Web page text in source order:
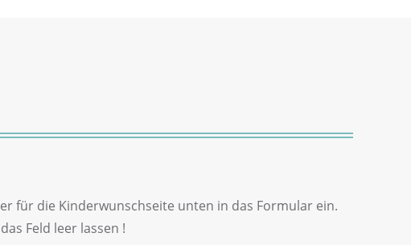
für die Kinderwunschseite unten in das Formular ein.
Feld leer lassen !